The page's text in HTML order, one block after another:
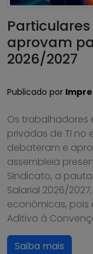
aprovam
2026/2027
Publicado por
Os trabalhadores
privadas de TI no
debateram e
assembleia
Sindicato, a
Salarial 2026/
econômicas, pois
Aditivo à
Saiba mais